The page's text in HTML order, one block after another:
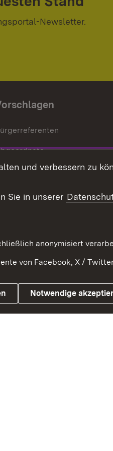
Newsletter.
und verbessern zu
Sie in unserer
anonymisiert
von Facebook, X /
Notwendige